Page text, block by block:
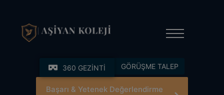
360 GEZİNTİ GÖRÜŞME TALEP
Başarı & Yetenek Değerlendirme